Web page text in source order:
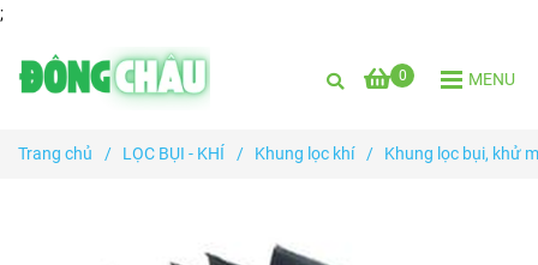
;
0 MENU
Trang chủ / LỌC BỤI - KHÍ / Khung lọc khí / Khung lọc bụi, khử